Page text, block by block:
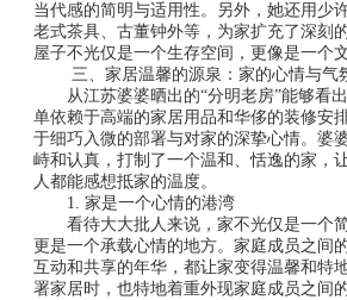
当代感的简明与适用性。另外，她还用少
老式茶具、古董钟外等，为家扩充了深刻
屋子不光仅是一个生存空间，更像是一个
三、家居温馨的源泉：家的心情与气
从江苏婆婆晒出的“分明老房”能够看
单依赖于高端的家居用品和华侈的装修安
于细巧入微的部署与对家的深挚心情。婆
峙和认真，打制了一个温和、恬逸的家，
人都能感想抵家的温度。
1. 家是一个心情的港湾
看待大大批人来说，家不光仅是一个
更是一个承载心情的地方。家庭成员之间
互动和共享的年华，都让家变得温馨和特
署家居时，也特地着重外现家庭成员之间